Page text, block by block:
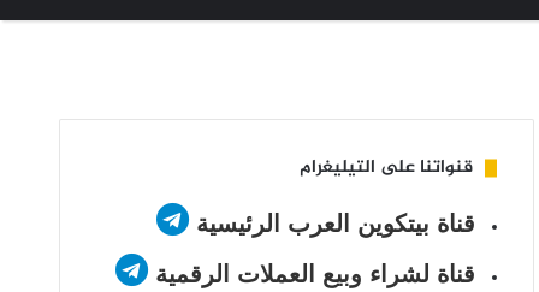
قنواتنا على التيليغرام
قناة بيتكوين العرب الرئيسية
قناة لشراء وبيع العملات الرقمية